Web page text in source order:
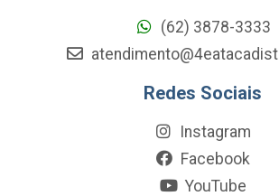
(62) 3878-3333
Redes Sociais
Instagram
Facebook
YouTube